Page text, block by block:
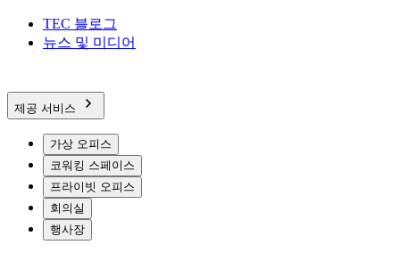
TEC 블로그
뉴스 및 미디어
제공 서비스
가상 오피스
코워킹 스페이스
프라이빗 오피스
회의실
행사장